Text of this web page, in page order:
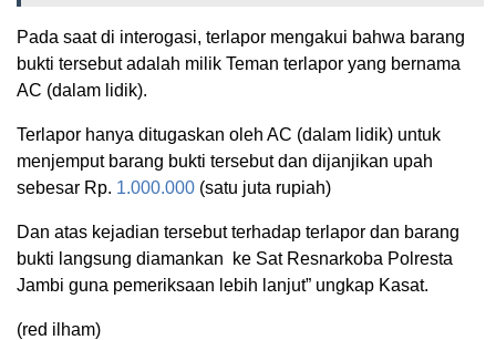
Pada saat di interogasi, terlapor mengakui bahwa barang
bukti tersebut adalah milik Teman terlapor yang bernama
AC (dalam lidik).
Terlapor hanya ditugaskan oleh AC (dalam lidik) untuk
menjemput barang bukti tersebut dan dijanjikan upah
sebesar Rp. 1.000.000 (satu juta rupiah)
Dan atas kejadian tersebut terhadap terlapor dan barang
bukti langsung diamankan ke Sat Resnarkoba Polresta
Jambi guna pemeriksaan lebih lanjut” ungkap Kasat.
(red ilham)